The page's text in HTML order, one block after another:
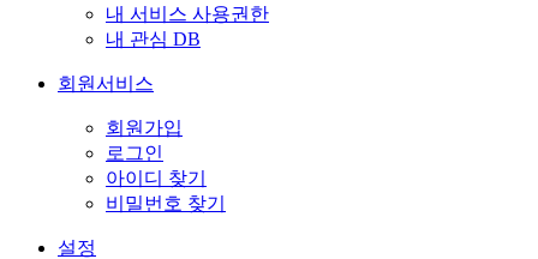
내 서비스 사용권한
내 관심 DB
회원서비스
회원가입
로그인
아이디 찾기
비밀번호 찾기
설정